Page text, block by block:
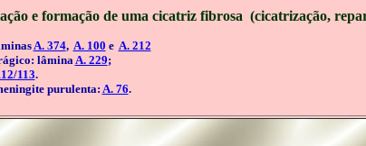
e formação de uma cicatriz fibrosa (cicatrização,
A. 374, A. 100 e A. 212
lâminaA. 229;
113.
purulenta: A. 76.